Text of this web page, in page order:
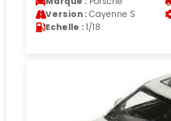
Version : Cayenne S
Echelle : 1/18